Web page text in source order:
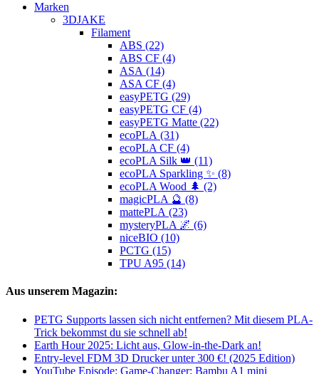
Marken
3DJAKE
Filament
ABS (22)
ABS CF (4)
ASA (14)
ASA CF (4)
easyPETG (29)
easyPETG CF (4)
easyPETG Matte (22)
ecoPLA (31)
ecoPLA CF (4)
ecoPLA Silk 👑 (11)
ecoPLA Sparkling ✨ (8)
ecoPLA Wood 🌲 (2)
magicPLA 🔮 (8)
mattePLA (23)
mysteryPLA 🌌 (6)
niceBIO (10)
PCTG (15)
TPU A95 (14)
Aus unserem Magazin:
PETG Supports lassen sich nicht entfernen? Mit diesem PLA-
Trick bekommst du sie schnell ab!
Earth Hour 2025: Licht aus, Glow-in-the-Dark an!
Entry-level FDM 3D Drucker unter 300 €! (2025 Edition)
YouTube Episode: Game-Changer: Bambu A1 mini